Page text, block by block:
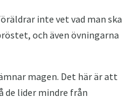
inte vet vad man ska
och även övningarna
magen. Det här är att
lider mindre från